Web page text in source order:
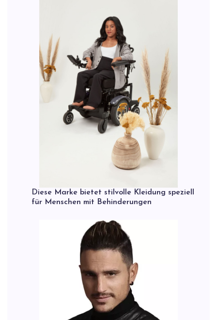
Diese Marke bietet stilvolle Kleidung speziell
für Menschen mit Behinderungen